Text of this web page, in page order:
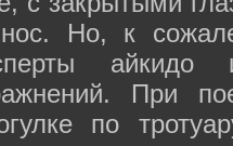
Но, к
айкидо
При
по